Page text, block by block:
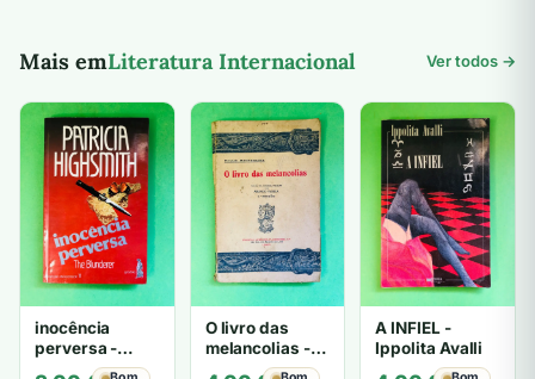
Mais emLiteratura Internacional Ver todos →
inocência
perversa -
PATRICIA
O livro das
melancolias -
A INFIEL -
Ippolita Avalli